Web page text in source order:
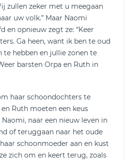
zullen zeker met u meegaan
uw volk.” Maar Naomi
en opnieuw zegt ze: “Keer
Ga heen, want ik ben te oud
te hebben en jullie zonen te
barsten Orpa en Ruth in
haar schoondochters te
Ruth moeten een keus
naar een nieuw leven in
of teruggaan naar het oude
schoonmoeder aan en kust
zich om en keert terug, zoals